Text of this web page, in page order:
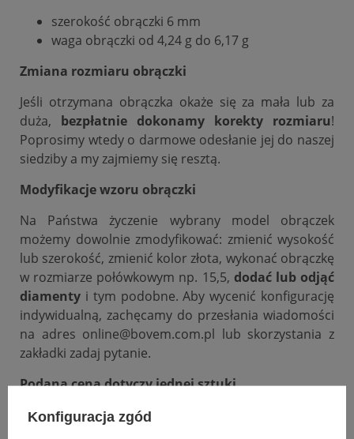
szerokość obrączki 6 mm
waga obrączki od 4,24 g do 6,17 g
Zmiana rozmiaru obrączki
Jeśli otrzymana obrączka okaże się za mała lub za
duża, bezpłatnie dokonamy korekty rozmiaru!
Poprosimy wtedy o darmowe odesłanie jej do naszej
siedziby a my zajmiemy się resztą.
Modyfikacje wzoru obrączki
Na Państwa życzenie wybrany model obrączek
możemy dowolnie zmodyfikować: zmienić wysokość
lub szerokość, zmienić kolor złota, wykonać obrączkę
w rozmiarze połówkowym np. 15,5, dodać lub odjąć
diamenty i tym podobne. Aby wycenić konfigurację
indywidualną, zachęcamy do przesłania wiadomości
na adres online@bovem.com.pl lub skorzystania z
zakładki zadaj pytanie.
Podana cena dotyczy jednej sztuki.
Konfiguracja zgód